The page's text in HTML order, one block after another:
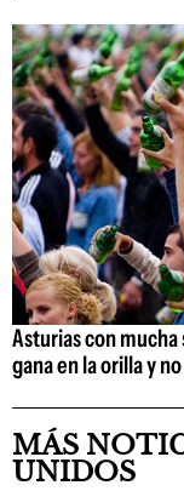
Asturias con mucha
gana en la orilla y
MÁS
UNIDOS